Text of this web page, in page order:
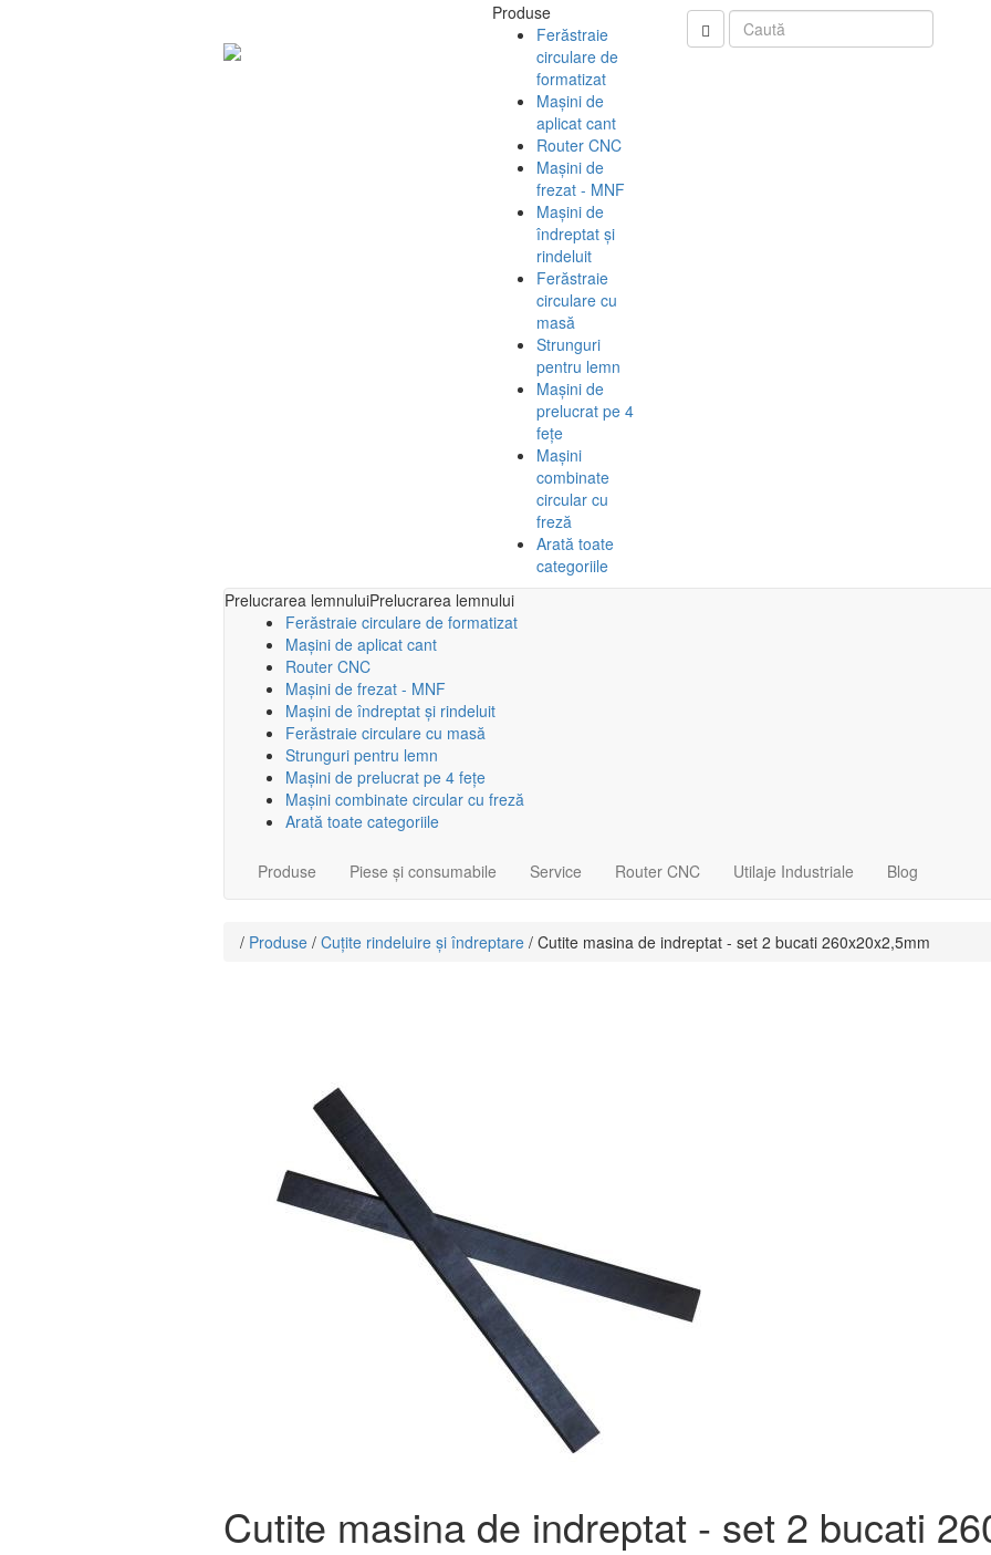
Produse
Ferăstraie
circulare de
formatizat
Mașini de
aplicat cant
Router CNC
Mașini de
frezat - MNF
Mașini de
îndreptat și
rindeluit
Ferăstraie
circulare cu
masă
Strunguri
pentru lemn
Mașini de
prelucrat pe 4
fețe
Mașini
combinate
circular cu
freză
Arată toate
categoriile
Prelucrarea lemnuluiPrelucrarea lemnului
Ferăstraie circulare de formatizat
Mașini de aplicat cant
Router CNC
Mașini de frezat - MNF
Mașini de îndreptat și rindeluit
Ferăstraie circulare cu masă
Strunguri pentru lemn
Mașini de prelucrat pe 4 fețe
Mașini combinate circular cu freză
Arată toate categoriile
Produse Piese și consumabile Service Router CNC Utilaje Industriale Blog
/ Produse / Cuțite rindeluire și îndreptare / Cutite masina de indreptat - set 2 bucati 260x20x2,5mm
Cutite masina de indreptat - set 2 bucati